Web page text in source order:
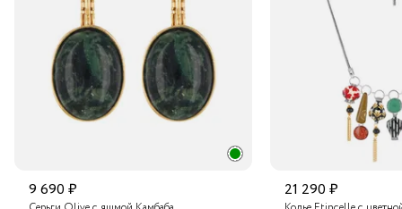
9 690 ₽ 21 290 ₽